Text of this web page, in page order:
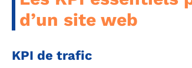
d’un site web
KPI de trafic